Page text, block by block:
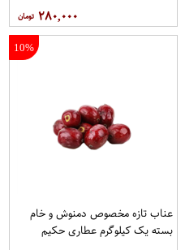
۲۸۰,۰۰۰
10%
عناب تازه مخصوص دمنوش و خام
بسته یک کیلوگرم عطاری حکیم